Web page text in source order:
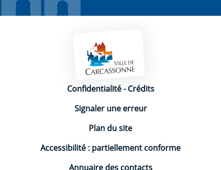
Mentions légales
Confidentialité-Crédits
Signaler une erreur
Plan du site
Accessibilité : partiellement conforme
Annuaire des contacts